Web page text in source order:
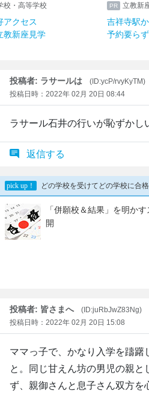
校・高等学校
アクセス
教新座見学
立教新
吉祥寺駅
予約要ら
投稿者: ラサールは
(ID:ycP/rvyKyTM)
投稿日時：2022年 02月 20日 08:44
ラサール石井の行いが恥ずかし
返信する
投稿者: 皆さまへ
(ID:juRbJwZ83Ng)
投稿日時：2022年 02月 20日 15:08
ママっ子で、かなり入学を躊躇
と。同じ甘えん坊の男児の親と
ず、親御さんと息子さん双方を